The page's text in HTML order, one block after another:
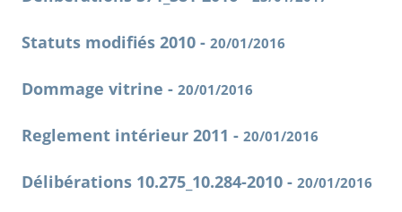
Statuts modifiés 2010 - 20/01/2016
Dommage vitrine - 20/01/2016
Reglement intérieur 2011 - 20/01/2016
Délibérations 10.275_10.284-2010 - 20/01/2016